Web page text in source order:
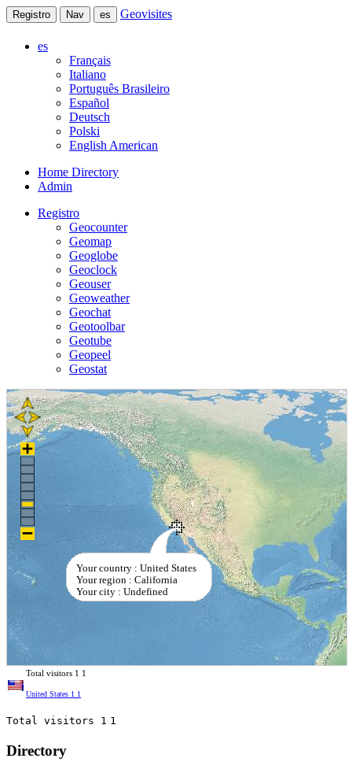
Registro Nav es Geovisites
es
Français
Italiano
Português Brasileiro
Español
Deutsch
Polski
English American
Home Directory
Admin
Registro
Geocounter
Geomap
Geoglobe
Geoclock
Geouser
Geoweather
Geochat
Geotoolbar
Geotube
Geopeel
Geostat
Your country : United States
Your region : California
Your city : Undefined
Total visitors 1 1
United States 1 1
Total visitors 1 1
Directory